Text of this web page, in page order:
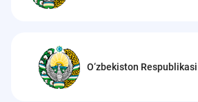
O‘zbekiston